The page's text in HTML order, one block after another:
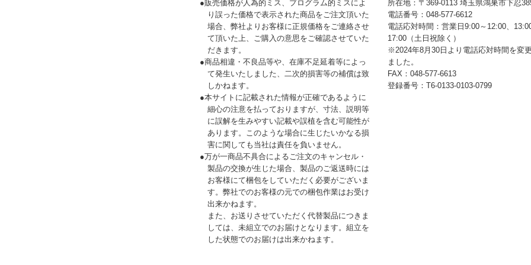
●販売価格が人為的ミス、プログラム的ミスによ
り誤った価格で表示された商品をご注文頂いた
場合、弊社よりお客様に正規価格をご連絡させ
て頂いた上、ご購入の意思をご確認させていた
だきます。
●商品相違・不良品等や、在庫不足延着等によっ
て発生いたしました、二次的損害等の補償は致
しかねます。
●本サイトに記載された情報が正確であるように
細心の注意を払っておりますが、寸法、説明等
に誤解を生みやすい記載や誤植を含む可能性が
あります。このような場合に生じたいかなる損
害に関しても当社は責任を負いません。
●万が一商品不具合によるご注文のキャンセル・
製品の交換が生じた場合、製品のご返送時には
お客様にて梱包をしていただく必要がございま
す。弊社でのお客様の元での梱包作業はお受け
出来かねます。
また、お送りさせていただく代替製品につきま
しては、未組立でのお届けとなります。組立を
した状態でのお届けは出来かねます。
所在地：〒369-0113 埼玉県鴻巣市下忍
電話番号：048-577-6612
電話応対時間：営業日9:00～12:00、
17:00（土日祝除く）
※2024年8月30日より電話応対時間を変
ました。
FAX：048-577-6613
登録番号：T6-0133-0103-0799